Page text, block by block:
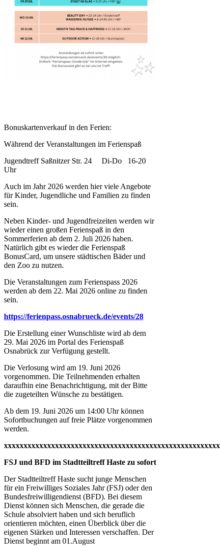
Bonuskartenverkauf in den Ferien:
Während der Veranstaltungen im Ferienspaß
Jugendtreff Saßnitzer Str. 24 Di-Do 16-20
Uhr
Auch im Jahr 2026 werden hier viele Angebote
für Kinder, Jugendliche und Familien zu finden
sein.
Neben Kinder- und Jugendfreizeiten werden wir
wieder einen großen Ferienspaß in den
Sommerferien ab dem 2. Juli 2026 haben.
Natürlich gibt es wieder die Ferienspaß
BonusCard, um unsere städtischen Bäder und
den Zoo zu nutzen.
Die Veranstaltungen zum Ferienspass 2026
werden ab dem 22. Mai 2026 online zu finden
sein.
https://ferienpass.osnabrueck.de/events/28
Die Erstellung einer Wunschliste wird ab dem
29. Mai 2026 im Portal des Ferienspaß
Osnabrück zur Verfügung gestellt.
Die Verlosung wird am 19. Juni 2026
vorgenommen. Die Teilnehmenden erhalten
daraufhin eine Benachrichtigung, mit der Bitte
die zugeteilten Wünsche zu bestätigen.
Ab dem 19. Juni 2026 um 14:00 Uhr können
Sofortbuchungen auf freie Plätze vorgenommen
werden.
FSJ und BFD im Stadtteiltreff Haste zu sofort
Der Stadtteiltreff Haste sucht junge Menschen
für ein Freiwilliges Soziales Jahr (FSJ) oder den
Bundesfreiwilligendienst (BFD). Bei diesem
Dienst können sich Menschen, die gerade die
Schule absolviert haben und sich beruflich
orientieren möchten, einen Überblick über die
eigenen Stärken und Interessen verschaffen. Der
Dienst beginnt am 01.August